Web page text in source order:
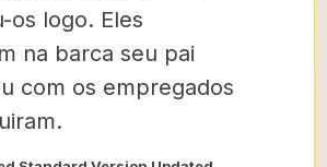
os logo. Eles
na barca seu pai
com os empregados